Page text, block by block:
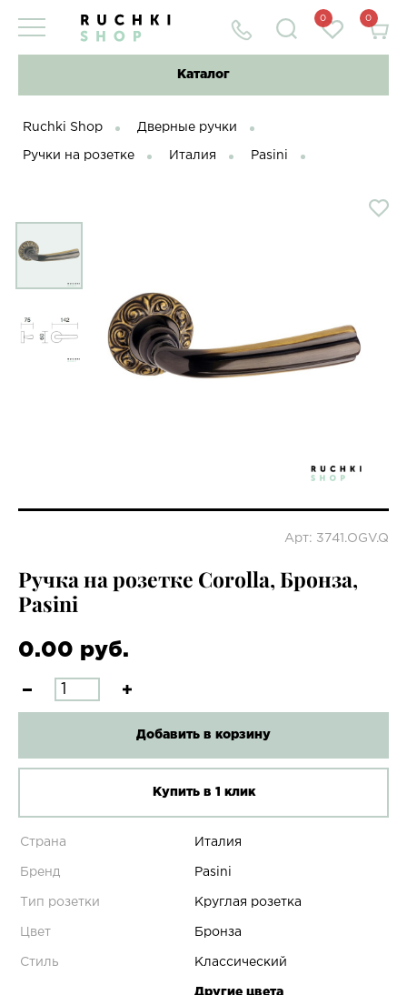
0 0
Каталог
Ruchki Shop Дверные ручки
Ручки на розетке Италия Pasini
Арт: 3741.OGV.Q
Ручка на розетке Corolla, Бронза,
Pasini
0.00 руб.
Добавить в корзину
Купить в 1 клик
Страна Италия
Бренд Pasini
Тип розетки Круглая розетка
Цвет Бронза
Стиль Классический
Другие цвета